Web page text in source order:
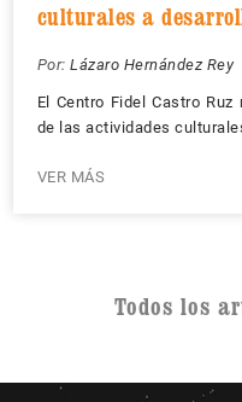
culturales a
Por: Lázaro Hernández Rey
El Centro Fidel Castro
de las actividades
VER MÁS
Todos los